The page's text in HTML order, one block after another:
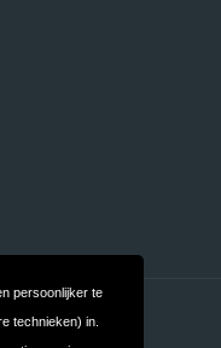
persoonlijker te
technieken) in.
Privacy